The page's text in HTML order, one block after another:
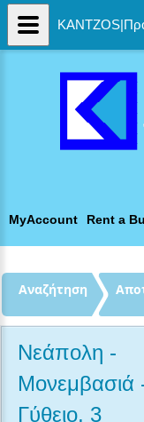
MyAccount Rent a